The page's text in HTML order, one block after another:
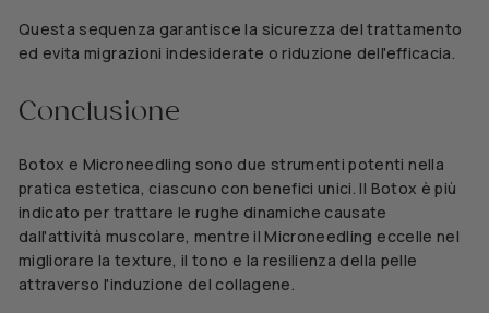
Questa sequenza garantisce la sicurezza del trattamento
ed evita migrazioni indesiderate o riduzione dell'efficacia.
Conclusione
Botox e Microneedling sono due strumenti potenti nella
pratica estetica, ciascuno con benefici unici. Il Botox è più
indicato per trattare le rughe dinamiche causate
dall'attività muscolare, mentre il Microneedling eccelle nel
migliorare la texture, il tono e la resilienza della pelle
attraverso l'induzione del collagene.